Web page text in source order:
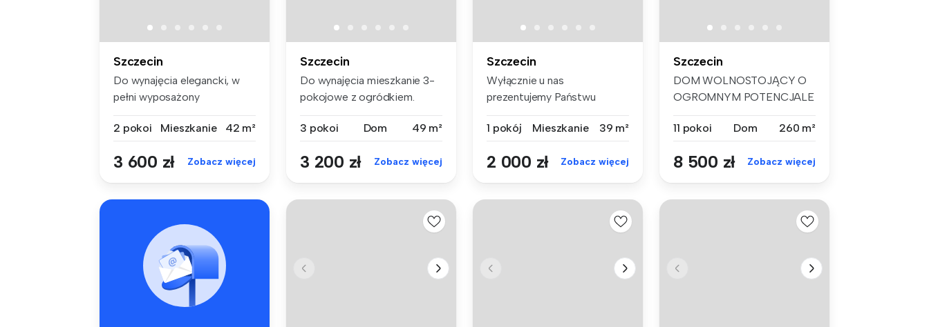
Szczecin
Do wynajęcia elegancki, w
pełni wyposażony
2 pokoi
Mieszkanie 42 m²
3 600 zł Zobacz więcej
Szczecin
Do wynajęcia mieszkanie 3-
pokojowe z ogródkiem.
3 pokoi
Dom 49 m²
3 200 zł Zobacz więcej
Szczecin
Wyłącznie u nas
prezentujemy Państwu
1 pokój
Mieszkanie 39 m²
2 000 zł Zobacz więcej
Szczecin
DOM WOLNOSTOJĄCY O
OGROMNYM POTENCJALE
11 pokoi
Dom 260 m²
8 500 zł Zobacz więcej